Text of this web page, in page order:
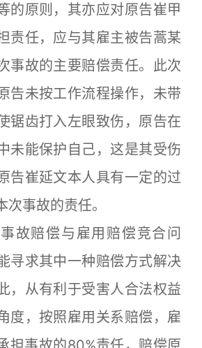
的原则，其亦应对原告崔甲
责任，应与其雇主被告蒿某
事故的主要赔偿责任。此次
告未按工作流程操作，未带
锯齿打入左眼致伤，原告在
未能保护自己，这是其受伤
告崔延文本人具有一定的过
事故的责任。
赔偿与雇用赔偿竞合问
寻求其中一种赔偿方式解决
，从有利于受害人合法权益
度，按照雇用关系赔偿，雇